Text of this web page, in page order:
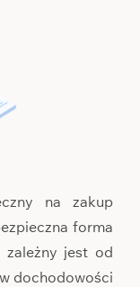
na zakup
forma
zależny jest od
dochodowości